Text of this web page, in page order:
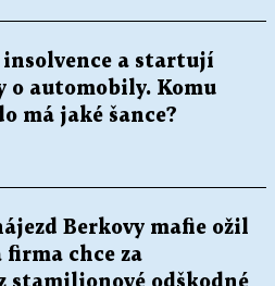
a startují
o automobily. Komu
má jaké šance?
Berkovy mafie ožil
firma chce za
stamilionové odškodné